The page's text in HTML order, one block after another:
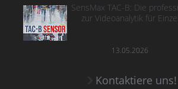
SensMax TAC-B: Die
zur Videoanalytik für
13.05.2026
Kontaktiere uns!